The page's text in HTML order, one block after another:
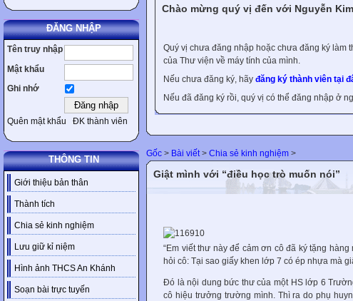
ĐĂNG NHẬP
Tên truy nhập
Mật khẩu
Ghi nhớ
Quên mật khẩu ĐK thành viên
THÔNG TIN
Giới thiệu bản thân
Thành tích
Chia sẻ kinh nghiệm
Lưu giữ kỉ niệm
Hình ảnh THCS An Khánh
Soạn bài trực tuyến
Chào mừng quý vị đến với Nguyễn
Quý vị chưa đăng nhập hoặc chưa đăng ký làm
của Thư viện về máy tính của mình.
Nếu chưa đăng ký, hãy đăng ký thành viên tại
Nếu đã đăng ký rồi, quý vị có thể đăng nhập ở
Gốc > Bài viết> Chia sẻ kinh nghiệm >
Giật mình với “điều học trò muốn nói”
“Em viết thư này để cảm ơn cô đã ký tặng
hỏi cô: Tại sao giấy khen lớp 7 có ép nhựa mà
Đó là nội dung bức thư của một HS lớp 6
cô hiệu trưởng trường mình. Thì ra do phụ